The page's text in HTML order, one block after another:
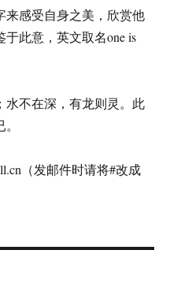
感受自身之美，欣赏他
此意，英文取名one is
不在深，有龙则灵。此
（发邮件时请将#改成